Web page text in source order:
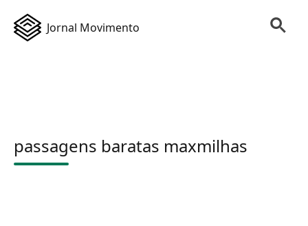
Jornal Movimento
passagens baratas maxmilhas